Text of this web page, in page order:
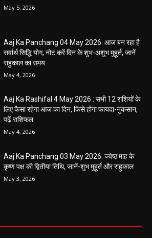
May 5, 2026
Aaj Ka Panchang 04 May 2026: आज बन रहा है
सर्वार्थ सिद्धि योग, नोट करें दिन के शुभ-अशुभ मुहूर्त, जानें
राहुकाल का समय
May 4, 2026
Aaj Ka Rashifal 4 May 2026 : सभी 12 राशियों के
लिए कैसा रहेगा आज का दिन, किसे होगा फायदा-नुकसान,
पढ़ें राशिफल
May 4, 2026
Aaj Ka Panchang 03 May 2026: ज्येष्ठ माह के
कृष्ण पक्ष की द्वितीया तिथि, जानें-शुभ मुहूर्त और राहुकाल
May 3, 2026